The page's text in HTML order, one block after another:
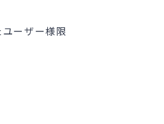
ーザー様限